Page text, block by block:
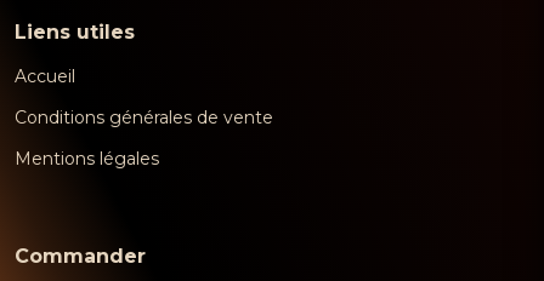
Liens utiles
Accueil
Conditions générales de vente
Mentions légales
Commander